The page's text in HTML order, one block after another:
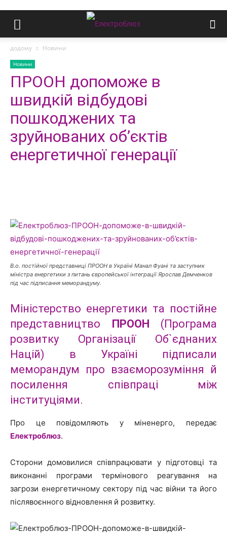
додому Новини
Новини
ПРООН допоможе в
швидкій відбудові
пошкоджених та
зруйнованих об’єктів
енергетичної генерації
В.о. постійної представниці ПРООН в Україні Манал Фуані та заступник
міністра енергетики з питань європейської інтеграції Ярослав Демченков
під час підписання меморандуму.
Міністерство енергетики та постійне
представництво ПРООН (Програма
розвитку Організації Об`єднаних
Націй) в Україні підписали
меморандум про взаєморозуміння й
посилення співпраці між
інституціями.
Про це повідомляють у міненерго, передає
Електроблюз.
Сторони домовилися співпрацювати у підготовці та
виконанні програми термінового реагування на
загрози енергетичному сектору під час війни та його
післявоєнного відновлення й розвитку.